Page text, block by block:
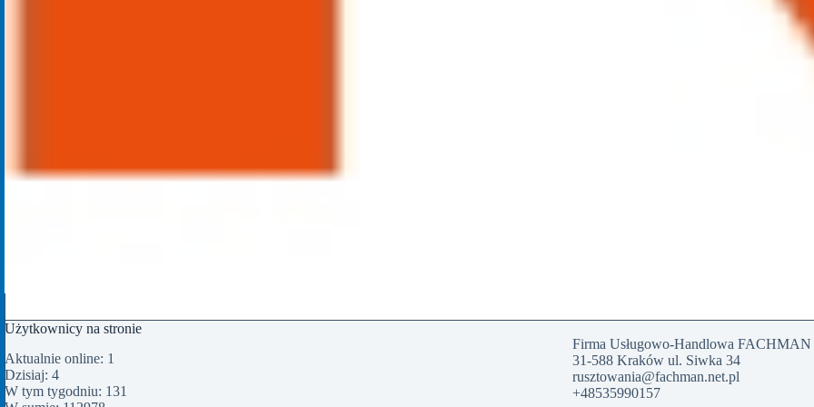
Użytkownicy na stronie
Aktualnie online: 1
Dzisiaj: 4
W tym tygodniu: 131
Firma Usługowo-Handlowa FACHMAN
31-588 Kraków ul. Siwka 34
rusztowania@fachman.net.pl
+48535990157